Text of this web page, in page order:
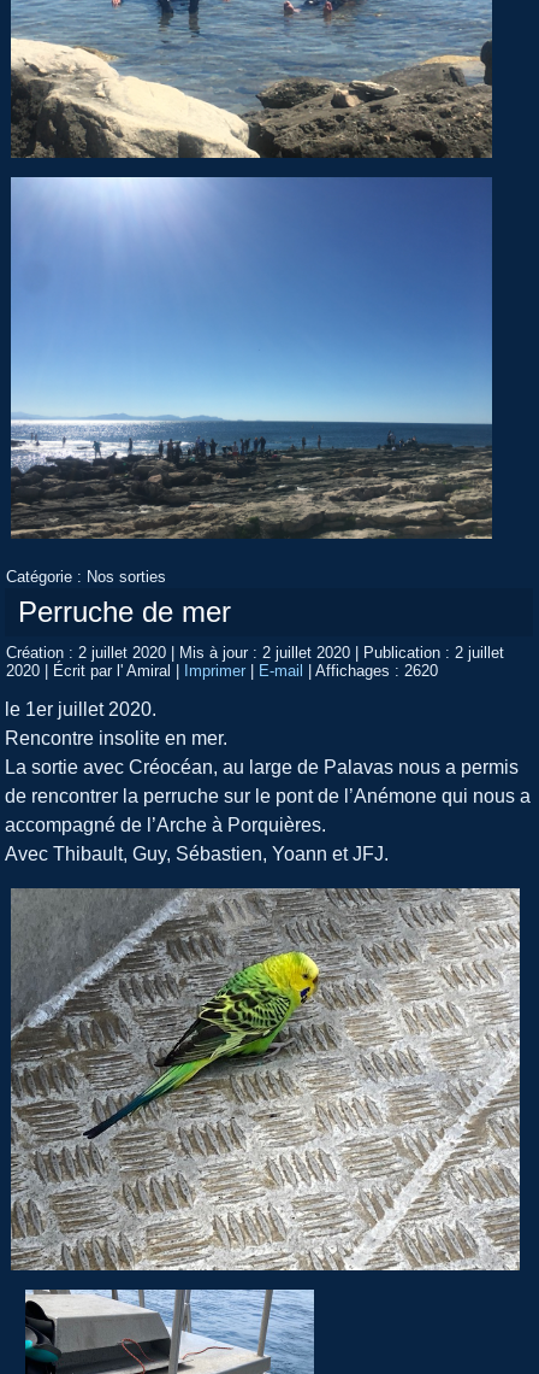
Catégorie : Nos sorties
Perruche de mer
Création : 2 juillet 2020 | Mis à jour : 2 juillet 2020 | Publication : 2 juillet
2020 | Écrit par l' Amiral | Imprimer | E-mail |Affichages : 2620
le 1er juillet 2020.
Rencontre insolite en mer.
La sortie avec Créocéan, au large de Palavas nous a permis
de rencontrer la perruche sur le pont de l’Anémone qui nous a
accompagné de l’Arche à Porquières.
Avec Thibault, Guy, Sébastien, Yoann et JFJ.